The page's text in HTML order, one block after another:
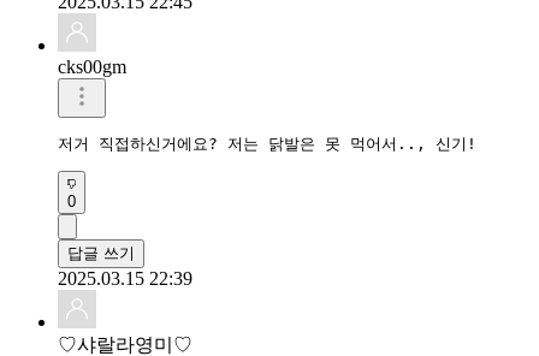
cks00gm
저거 직접하신거에요? 저는 닭발은 못 먹어서.., 신기!
0
답글 쓰기
2025.03.15 22:39
♡샤랄라영미♡